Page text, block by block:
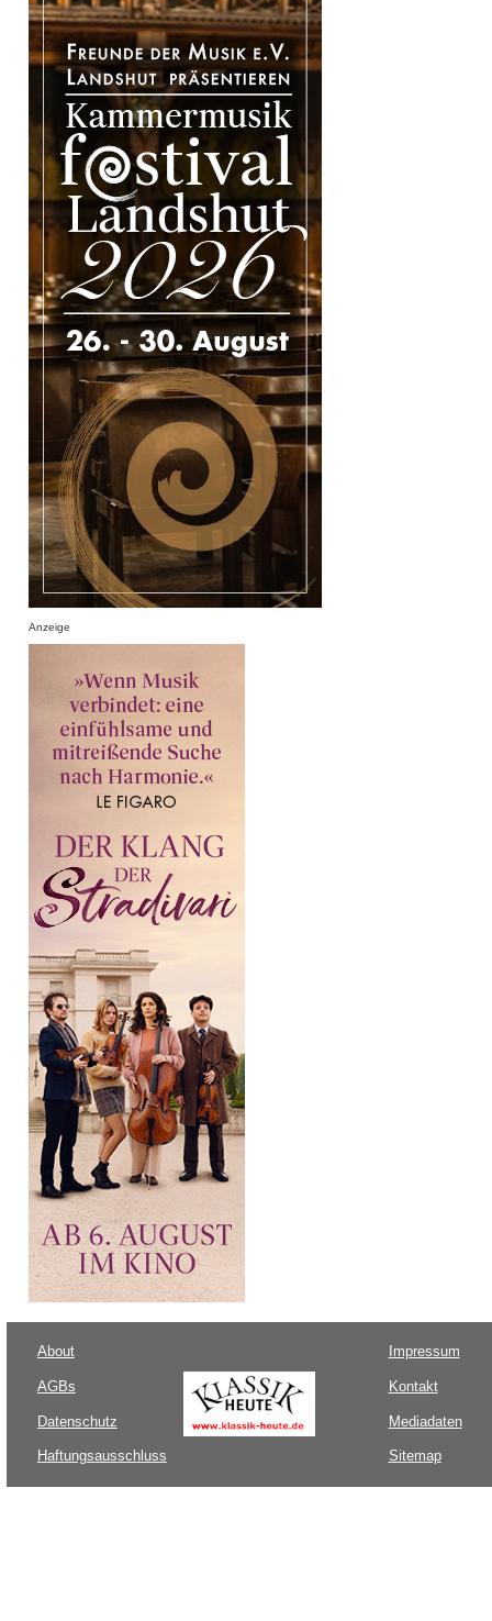
Anzeige
About
AGBs
Datenschutz
Haftungsausschluss
Impressum
Kontakt
Mediadaten
Sitemap